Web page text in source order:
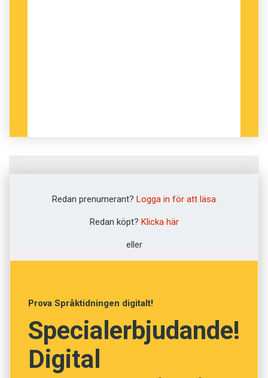
Klänning
Spädbarn
Redan prenumerant? Logga in för att läsa
Redan köpt? Klicka här
eller
Prova Språktidningen digitalt!
Specialerbjudande!
Digital